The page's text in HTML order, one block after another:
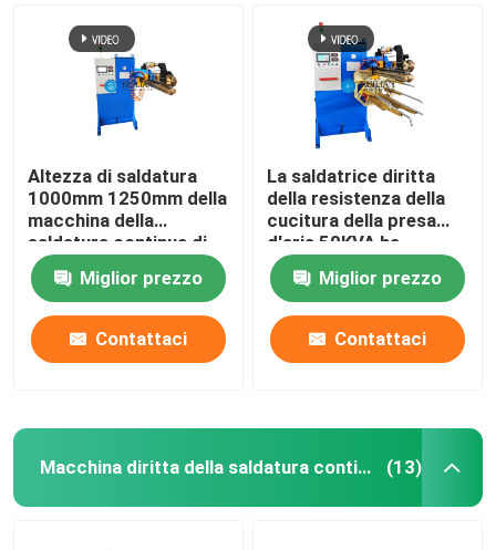
laminatoio della condotta
Altezza di saldatura
1000mm 1250mm della
macchina della
saldatura continua di
resistenza 50KVA
Miglior prezzo
Contattaci
La saldatrice diritta
della resistenza della
cucitura della presa
d'aria 50KVA ha
automatizzato il
saldatore della
resistenza
Miglior prezzo
Contattaci
Macchina diritta della saldatura continua (13)